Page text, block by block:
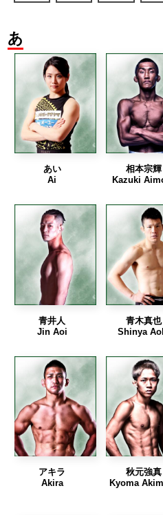
あ
あい
Ai
相本宗輝
Kazuki
青井人
Jin Aoi
青木真也
Shinya
アキラ
Akira
秋元強真
Kyoma